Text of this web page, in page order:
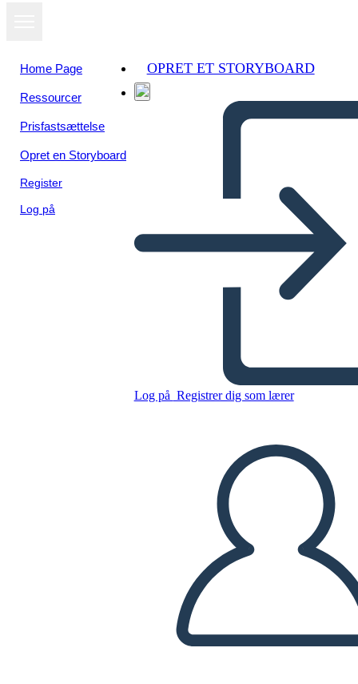
Home Page
Ressourcer
Prisfastsættelse
Opret en Storyboard
Register
Log på
OPRET ET STORYBOARD
Log på Registrer dig som lærer
Вычитание - Дроби
LAVE ET STORYBOARD
AFSPIL DIASSHOW
LÆS FOR MIG